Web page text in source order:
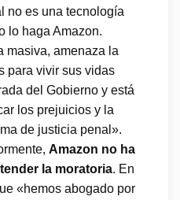
no es una tecnología
lo haga Amazon.
masiva, amenaza la
para vivir sus vidas
del Gobierno y está
los prejuicios y la
de justicia penal».
Amazon no ha
la moratoria. En
«hemos abogado por